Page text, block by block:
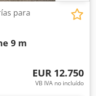
para
9 m
EUR 12.750
VB IVA no incluído